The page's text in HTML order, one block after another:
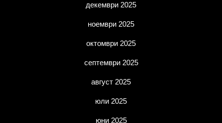
декември 2025
ноември 2025
октомври 2025
септември 2025
август 2025
юли 2025
юни 2025